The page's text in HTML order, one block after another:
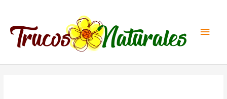
contenido